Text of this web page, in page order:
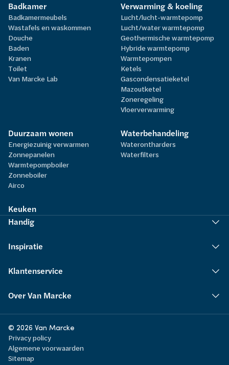
Badkamer
Badkamermeubels
Wastafels en waskommen
Douche
Baden
Kranen
Toilet
Van Marcke Lab
Verwarming & koeling
Lucht/lucht-warmtepomp
Lucht/water warmtepomp
Geothermische warmtepomp
Hybride warmtepomp
Warmtepompen
Ketels
Gascondensatieketel
Mazoutketel
Zoneregeling
Vloerverwarming
Duurzaam wonen
Energiezuinig verwarmen
Zonnepanelen
Warmtepompboiler
Zonneboiler
Airco
Waterbehandeling
Waterontharders
Waterfilters
Keuken
Handig
Inspiratie
Klantenservice
Over Van Marcke
© 2026 Van Marcke
Privacy policy
Algemene voorwaarden
Sitemap